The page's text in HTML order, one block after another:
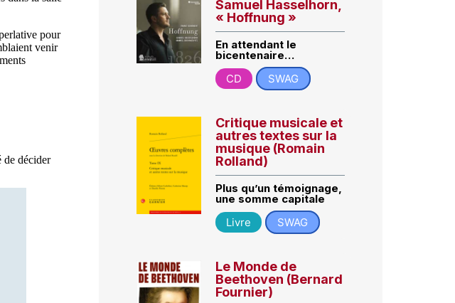
Samuel Hasselhorn,
« Hoffnung »
En attendant le
bicentenaire…
CD
SWAG
Critique musicale et
autres textes sur la
musique (Romain
Rolland)
Plus qu’un témoignage,
une somme capitale
Livre
SWAG
Le Monde de
Beethoven (Bernard
Fournier)